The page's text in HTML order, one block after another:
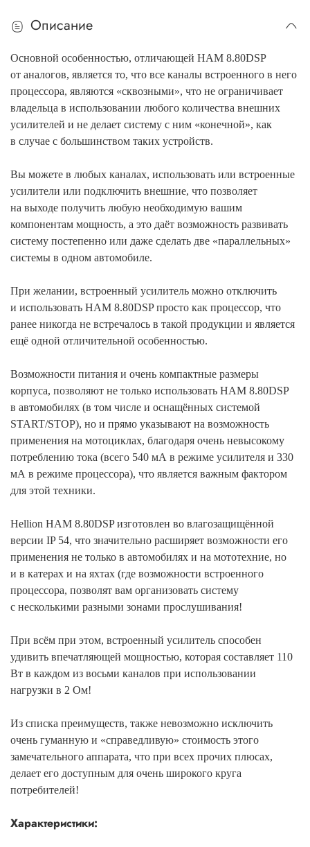
Описание
Основной особенностью, отличающей HAM 8.80DSP
от аналогов, является то, что все каналы встроенного в него
процессора, являются «сквозными», что не ограничивает
владельца в использовании любого количества внешних
усилителей и не делает систему с ним «конечной», как
в случае с большинством таких устройств.
Вы можете в любых каналах, использовать или встроенные
усилители или подключить внешние, что позволяет
на выходе получить любую необходимую вашим
компонентам мощность, а это даёт возможность развивать
систему постепенно или даже сделать две «параллельных»
системы в одном автомобиле.
При желании, встроенный усилитель можно отключить
и использовать HAM 8.80DSP просто как процессор, что
ранее никогда не встречалось в такой продукции и является
ещё одной отличительной особенностью.
Возможности питания и очень компактные размеры
корпуса, позволяют не только использовать HAM 8.80DSP
в автомобилях (в том числе и оснащённых системой
START/STOP), но и прямо указывают на возможность
применения на мотоциклах, благодаря очень невысокому
потреблению тока (всего 540 мА в режиме усилителя и 330
мА в режиме процессора), что является важным фактором
для этой техники.
Hellion HAM 8.80DSP изготовлен во влагозащищённой
версии IP 54, что значительно расширяет возможности его
применения не только в автомобилях и на мототехние, но
и в катерах и на яхтах (где возможности встроенного
процессора, позволят вам организовать систему
с несколькими разными зонами прослушивания!
При всём при этом, встроенный усилитель способен
удивить впечатляющей мощностью, которая составляет 110
Вт в каждом из восьми каналов при использовании
нагрузки в 2 Ом!
Из списка преимуществ, также невозможно исключить
очень гуманную и «справедливую» стоимость этого
замечательного аппарата, что при всех прочих плюсах,
делает его доступным для очень широкого круга
потребителей!
Характеристики: